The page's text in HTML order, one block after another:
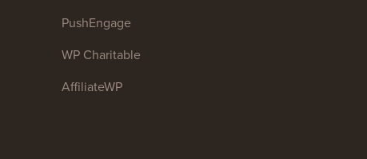
PushEngage
WP Charitable
AffiliateWP